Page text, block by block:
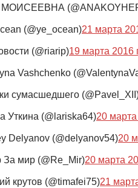
(@ye_ocean)21 марта
(@riarip)19 марта 2016
Vashchenko
сумасшедшего
Уткина (@lariska64)20 марта
Delyanov (@delyanov54)20
мир (@Re_Mir)20 марта
крутов (@timafei75)21